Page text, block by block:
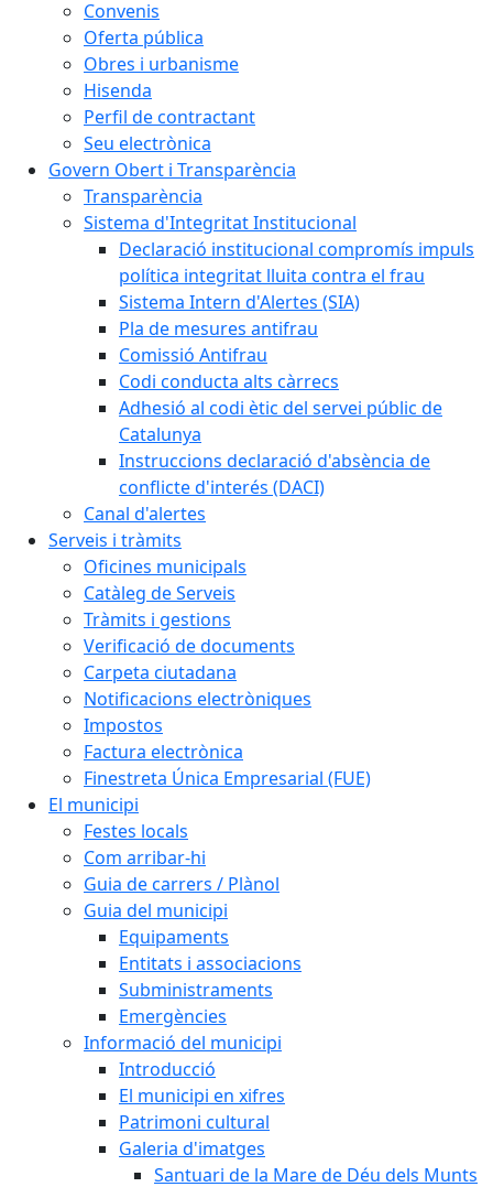
Convenis
Oferta pública
Obres i urbanisme
Hisenda
Perfil de contractant
Seu electrònica
Govern Obert i Transparència
Transparència
Sistema d'Integritat Institucional
Declaració institucional compromís impuls
política integritat lluita contra el frau
Sistema Intern d'Alertes (SIA)
Pla de mesures antifrau
Comissió Antifrau
Codi conducta alts càrrecs
Adhesió al codi ètic del servei públic de
Catalunya
Instruccions declaració d'absència de
conflicte d'interés (DACI)
Canal d'alertes
Serveis i tràmits
Oficines municipals
Catàleg de Serveis
Tràmits i gestions
Verificació de documents
Carpeta ciutadana
Notificacions electròniques
Impostos
Factura electrònica
Finestreta Única Empresarial (FUE)
El municipi
Festes locals
Com arribar-hi
Guia de carrers / Plànol
Guia del municipi
Equipaments
Entitats i associacions
Subministraments
Emergències
Informació del municipi
Introducció
El municipi en xifres
Patrimoni cultural
Galeria d'imatges
Santuari de la Mare de Déu dels Munts